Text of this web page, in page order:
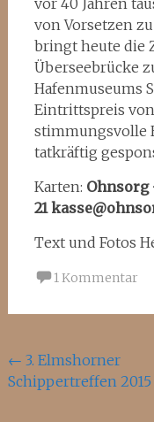
vor 40 Jahren
von Vorsetzen
bringt heute die
Überseebrücke
Hafenmuseums
Eintrittspreis
stimmungsvolle
tatkräftig
Karten: Ohnsorg
21
Text und Fotos
1 Kommentar
← 3. Elmshorner
Schippertreffen 2015